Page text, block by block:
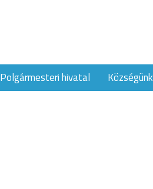
Polgármesteri hivatal Községünk